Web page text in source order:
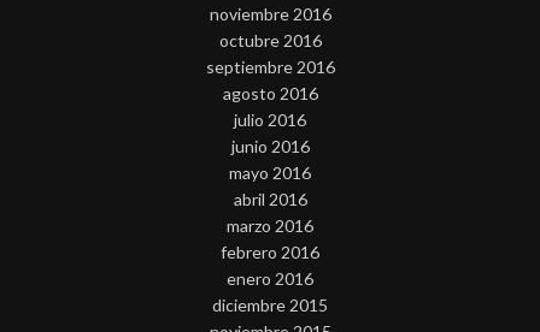
noviembre 2016
octubre 2016
septiembre 2016
agosto 2016
julio 2016
junio 2016
mayo 2016
abril 2016
marzo 2016
febrero 2016
enero 2016
diciembre 2015